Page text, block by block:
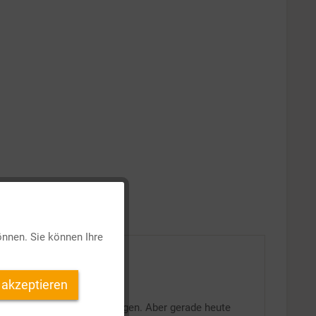
bezogen. Aber gerade heute
Inaktiv
Sie können Ihre